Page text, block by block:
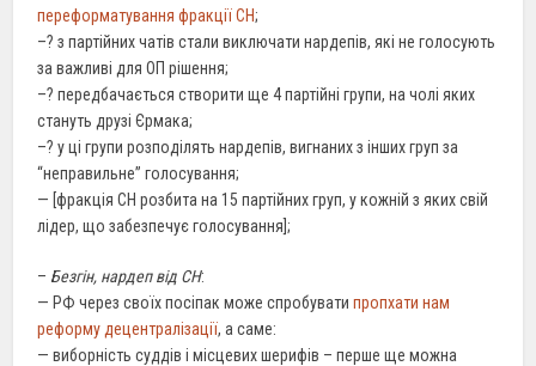
переформатування фракції СН;
–? з партійних чатів стали виключати нардепів, які не голосують
за важливі для ОП рішення;
–? передбачається створити ще 4 партійні групи, на чолі яких
стануть друзі Єрмака;
–? у ці групи розподілять нардепів, вигнаних з інших груп за
“неправильне” голосування;
— [фракція СН розбита на 15 партійних груп, у кожній з яких свій
лідер, що забезпечує голосування];
– Безгін, нардеп від СН:
— РФ через своїх посіпак може спробуватипропхати нам
реформу децентралізації, а саме:
— виборність суддів і місцевих шерифів – перше ще можна